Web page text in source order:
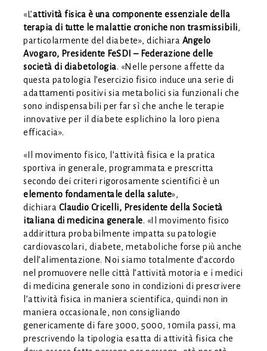
«L’attività fisica è una componente essenziale della
terapia di tutte le malattie croniche non trasmissibili,
particolarmente del diabete», dichiara Angelo
Avogaro, Presidente FeSDI – Federazione delle
società di diabetologia. «Nelle persone affette da
questa patologia l’esercizio fisico induce una serie di
adattamenti positivi sia metabolici sia funzionali che
sono indispensabili per far sì che anche le terapie
innovative per il diabete esplichino la loro piena
efficacia».
«Il movimento fisico, l’attività fisica e la pratica
sportiva in generale, programmata e prescritta
secondo dei criteri rigorosamente scientifici è un
elemento fondamentale della salute»,
dichiara Claudio Cricelli, Presidente della Società
italiana di medicina generale. «Il movimento fisico
addirittura probabilmente impatta su patologie
cardiovascolari, diabete, metaboliche forse più anche
dell’alimentazione. Noi siamo totalmente d’accordo
nel promuovere nelle città l’attività motoria e i medici
di medicina generale sono in condizioni di prescrivere
l’attività fisica in maniera scientifica, quindi non in
maniera occasionale, non consigliando
genericamente di fare 3000, 5000, 10mila passi, ma
prescrivendo la tipologia esatta di attività fisica che